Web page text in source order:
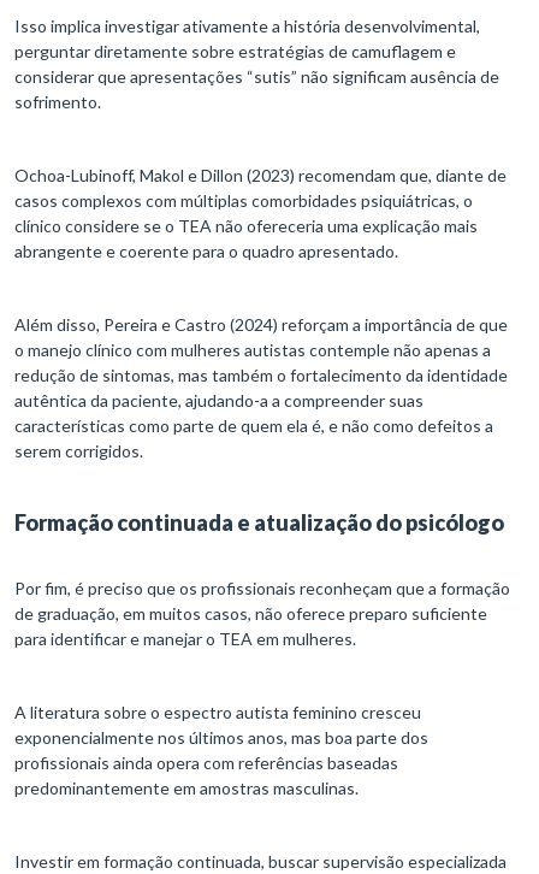
Isso implica investigar ativamente a história desenvolvimental,
perguntar diretamente sobre estratégias de camuflagem e
considerar que apresentações “sutis” não significam ausência de
sofrimento.
Ochoa-Lubinoff, Makol e Dillon (2023) recomendam que, diante de
casos complexos com múltiplas comorbidades psiquiátricas, o
clínico considere se o TEA não ofereceria uma explicação mais
abrangente e coerente para o quadro apresentado.
Além disso, Pereira e Castro (2024) reforçam a importância de que
o manejo clínico com mulheres autistas contemple não apenas a
redução de sintomas, mas também o fortalecimento da identidade
autêntica da paciente, ajudando-a a compreender suas
características como parte de quem ela é, e não como defeitos a
serem corrigidos.
Formação continuada e atualização do psicólogo
Por fim, é preciso que os profissionais reconheçam que a formação
de graduação, em muitos casos, não oferece preparo suficiente
para identificar e manejar o TEA em mulheres.
A literatura sobre o espectro autista feminino cresceu
exponencialmente nos últimos anos, mas boa parte dos
profissionais ainda opera com referências baseadas
predominantemente em amostras masculinas.
Investir em formação continuada, buscar supervisão especializada